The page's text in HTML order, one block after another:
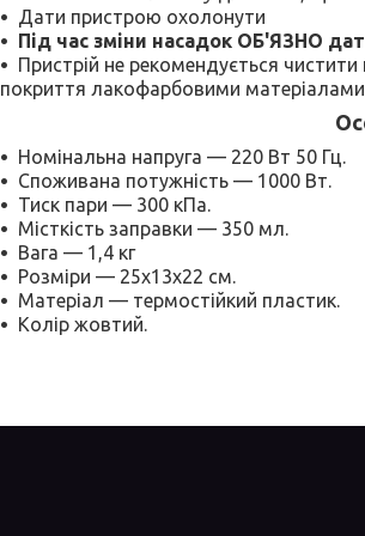
Дати пристрою охолонути
Під час зміни насадок ОБ'ЯЗНО
Пристрій не рекомендується
покриття лакофарбовими
Номінальна напруга — 220 Вт 50 Гц.
Споживана потужність — 1000 Вт.
Тиск пари — 300 кПа.
Місткість заправки — 350 мл.
Вага — 1,4 кг
Розміри — 25х13х22 см.
Матеріал — термостійкий пластик.
Колір жовтий.